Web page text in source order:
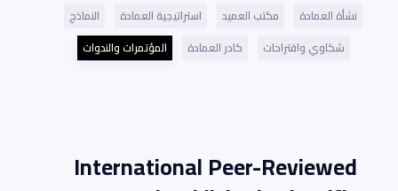
نشأة العمادة مكتب العميد استراتيجية العمادة
النماذج
شكاوي واقتراحات
كادر العمادة المؤتمرات والندوات
International Peer-Reviewed